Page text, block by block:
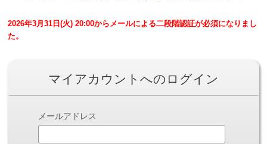
2026年3月31日(火) 20:00からメールによる二段階認証が必須になりまし
た。
マイアカウントへのログイン
メールアドレス